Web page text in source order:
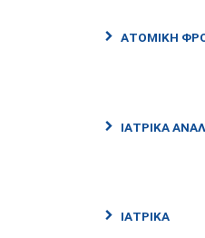
ΑΤΟΜΙΚΗ
ΙΑΤΡΙΚΑ
ΙΑΤΡΙΚΑ